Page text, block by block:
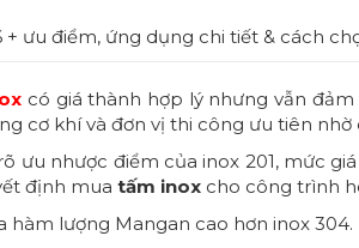
+ ưu điểm, ứng dụng chi tiết & cách
có giá thành hợp lý nhưng vẫn
cơ khí và đơn vị thi công ưu tiên
ưu nhược điểm của inox 201, mức
định mua tấm inox cho công trình
hàm lượng Mangan cao hơn inox 304.